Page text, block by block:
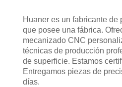
Huaner es un fabricante de
que posee una fábrica.
mecanizado CNC
técnicas de producción
de superficie. Estamos
Entregamos piezas de
días.